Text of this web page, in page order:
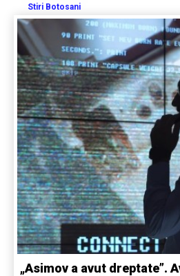
Stiri Botosani
„Asimov a avut dreptate”.